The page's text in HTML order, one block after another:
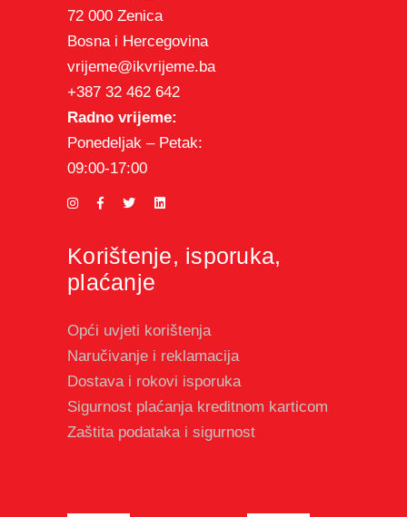
72 000 Zenica
Bosna i Hercegovina
vrijeme@ikvrijeme.ba
+387 32 462 642
Radno vrijeme:
Ponedeljak – Petak:
09:00-17:00
Korištenje, isporuka,
plaćanje
Opći uvjeti korištenja
Naručivanje i reklamacija
Dostava i rokovi isporuka
Sigurnost plaćanja kreditnom karticom
Zaštita podataka i sigurnost